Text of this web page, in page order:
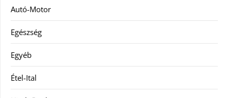
Autó-Motor
Egészség
Egyéb
Étel-Ital